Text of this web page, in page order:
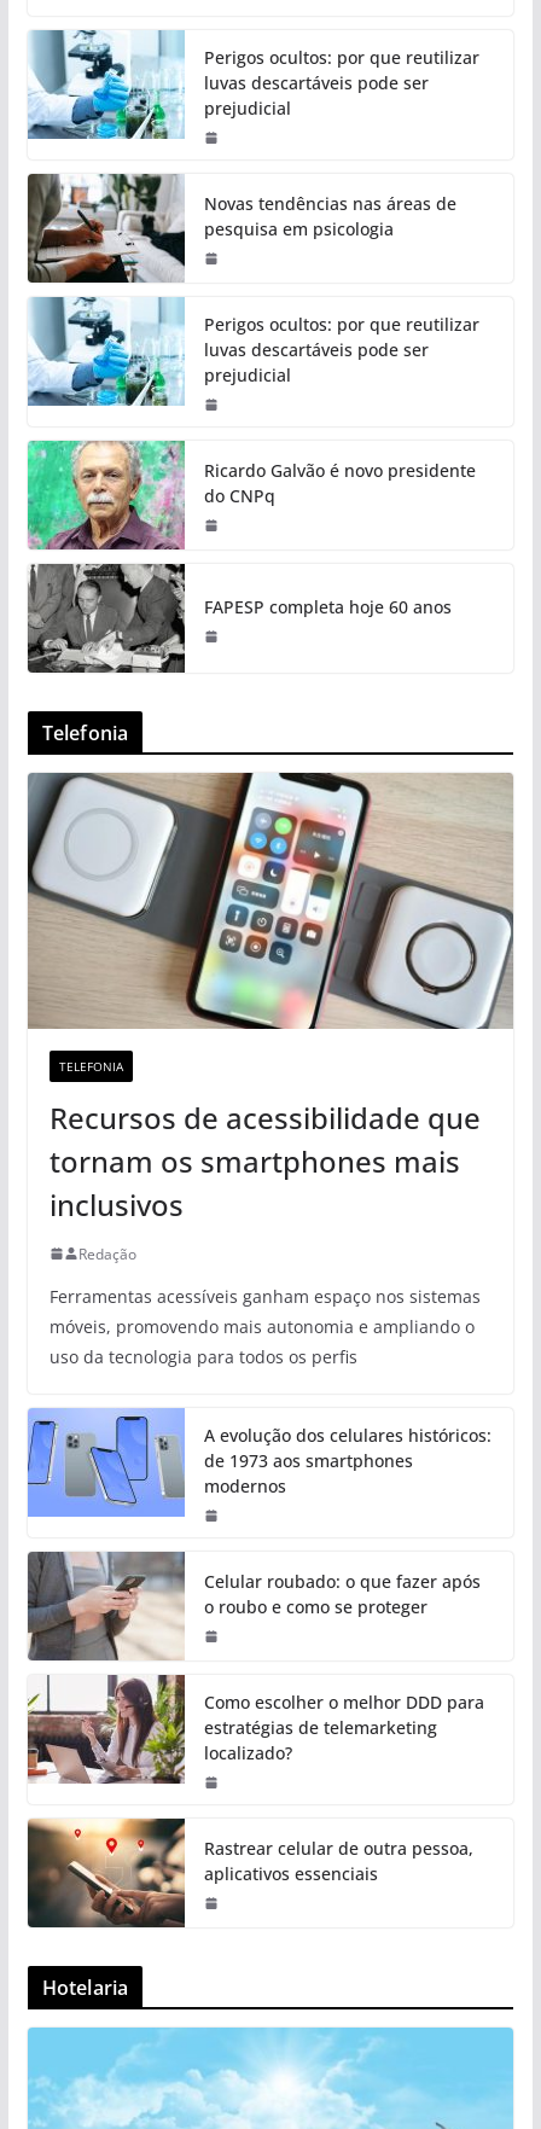
Perigos ocultos: por que reutilizar
luvas descartáveis pode ser
prejudicial
Novas tendências nas áreas de
pesquisa em psicologia
Perigos ocultos: por que reutilizar
luvas descartáveis pode ser
prejudicial
Ricardo Galvão é novo presidente
do CNPq
FAPESP completa hoje 60 anos
Telefonia
TELEFONIA
Recursos de acessibilidade que
tornam os smartphones mais
inclusivos
Redação
Ferramentas acessíveis ganham espaço nos sistemas
móveis, promovendo mais autonomia e ampliando o
uso da tecnologia para todos os perfis
A evolução dos celulares históricos:
de 1973 aos smartphones
modernos
Celular roubado: o que fazer após
o roubo e como se proteger
Como escolher o melhor DDD para
estratégias de telemarketing
localizado?
Rastrear celular de outra pessoa,
aplicativos essenciais
Hotelaria